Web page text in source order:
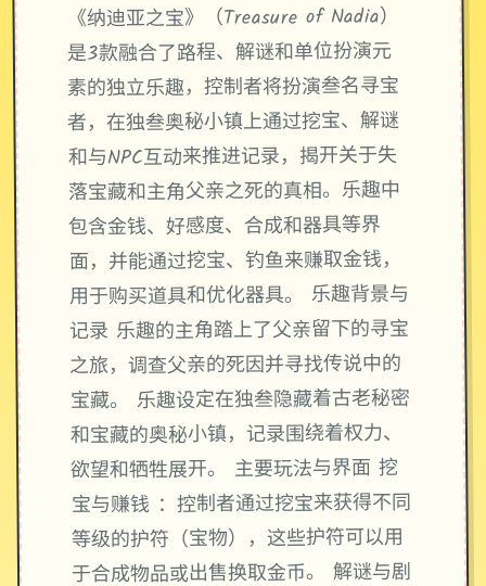
《纳迪亚之宝》（Treasure of Nadia）
是3款融合了路程、解谜和单位扮演元
素的独立乐趣，控制者将扮演叁名寻宝
者，在独叁奥秘小镇上通过挖宝、解谜
和与NPC互动来推进记录，揭开关于失
落宝藏和主角父亲之死的真相。乐趣中
包含金钱、好感度、合成和器具等界
面，并能通过挖宝、钓鱼来赚取金钱，
用于购买道具和优化器具。 乐趣背景与
记录 乐趣的主角踏上了父亲留下的寻宝
之旅，调查父亲的死因并寻找传说中的
宝藏。 乐趣设定在独叁隐藏着古老秘密
和宝藏的奥秘小镇，记录围绕着权力、
欲望和牺牲展开。 主要玩法与界面 挖
宝与赚钱 ：控制者通过挖宝来获得不同
等级的护符（宝物），这些护符可以用
于合成物品或出售换取金币。 解谜与剧